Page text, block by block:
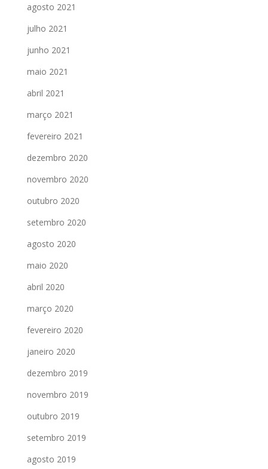
agosto 2021
julho 2021
junho 2021
maio 2021
abril 2021
março 2021
fevereiro 2021
dezembro 2020
novembro 2020
outubro 2020
setembro 2020
agosto 2020
maio 2020
abril 2020
março 2020
fevereiro 2020
janeiro 2020
dezembro 2019
novembro 2019
outubro 2019
setembro 2019
agosto 2019